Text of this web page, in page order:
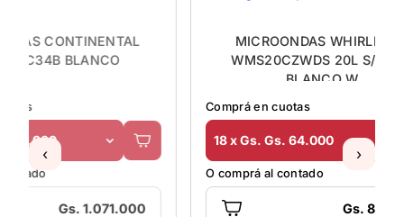
MICROONDAS WHIRLPOOL
WMS20CZWDS 20L S/GRILL
18 x Gs. Gs. 64.000
Gs. 806.000
17 x Gs.
‹ ›